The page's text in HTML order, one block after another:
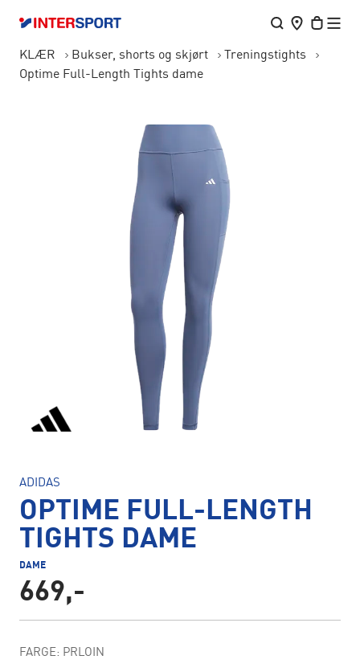
KLÆR Bukser, shorts og skjørt
Treningstights
Optime Full-Length Tights dame
ADIDAS
OPTIME FULL-LENGTH
TIGHTS DAME
DAME
669,-
FARGE: PRLOIN